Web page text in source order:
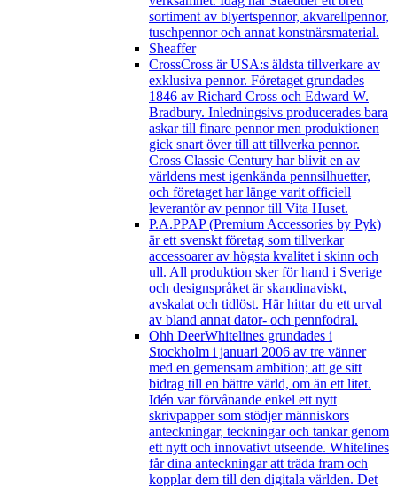
sortiment av blyertspennor, akvarellpennor,
tuschpennor och annat konstnärsmaterial.
Sheaffer
CrossCross är USA:s äldsta tillverkare av
exklusiva pennor. Företaget grundades
1846 av Richard Cross och Edward W.
Bradbury. Inledningsivs producerades bara
askar till finare pennor men produktionen
gick snart över till att tillverka pennor.
Cross Classic Century har blivit en av
världens mest igenkända pennsilhuetter,
och företaget har länge varit officiell
leverantör av pennor till Vita Huset.
P.A.PPAP (Premium Accessories by Pyk)
är ett svenskt företag som tillverkar
accessoarer av högsta kvalitet i skinn och
ull. All produktion sker för hand i Sverige
och designspråket är skandinaviskt,
avskalat och tidlöst. Här hittar du ett urval
av bland annat dator- och pennfodral.
Ohh DeerWhitelines grundades i
Stockholm i januari 2006 av tre vänner
med en gemensam ambition; att ge sitt
bidrag till en bättre värld, om än ett litet.
Idén var förvånande enkel ett nytt
skrivpapper som stödjer människors
anteckningar, teckningar och tankar genom
ett nytt och innovativt utseende. Whitelines
får dina anteckningar att träda fram och
kopplar dem till den digitala världen. Det